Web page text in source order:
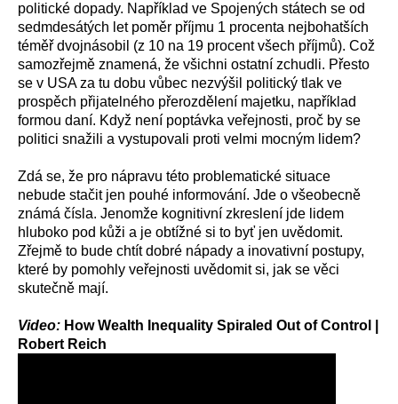
politické dopady. Například ve Spojených státech se od
sedmdesátých let poměr příjmu 1 procenta nejbohatších
téměř dvojnásobil (z 10 na 19 procent všech příjmů). Což
samozřejmě znamená, že všichni ostatní zchudli. Přesto
se v USA za tu dobu vůbec nezvýšil politický tlak ve
prospěch přijatelného přerozdělení majetku, například
formou daní. Když není poptávka veřejnosti, proč by se
politici snažili a vystupovali proti velmi mocným lidem?
Zdá se, že pro nápravu této problematické situace
nebude stačit jen pouhé informování. Jde o všeobecně
známá čísla. Jenomže kognitivní zkreslení jde lidem
hluboko pod kůži a je obtížné si to byť jen uvědomit.
Zřejmě to bude chtít dobré nápady a inovativní postupy,
které by pomohly veřejnosti uvědomit si, jak se věci
skutečně mají.
Video: How Wealth Inequality Spiraled Out of Control |
Robert Reich